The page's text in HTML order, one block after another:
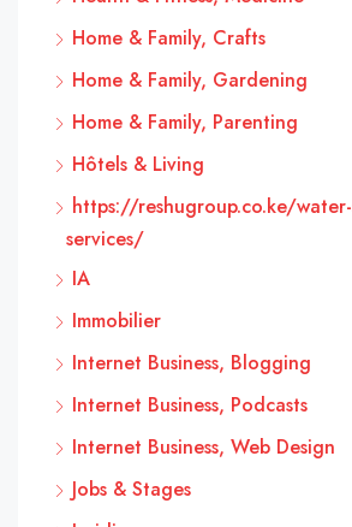
Home & Family, Crafts
Home & Family, Gardening
Home & Family, Parenting
Hôtels & Living
https://reshugroup.co.ke/
services/
IA
Immobilier
Internet Business, Blogging
Internet Business, Podcasts
Internet Business, Web Design
Jobs & Stages